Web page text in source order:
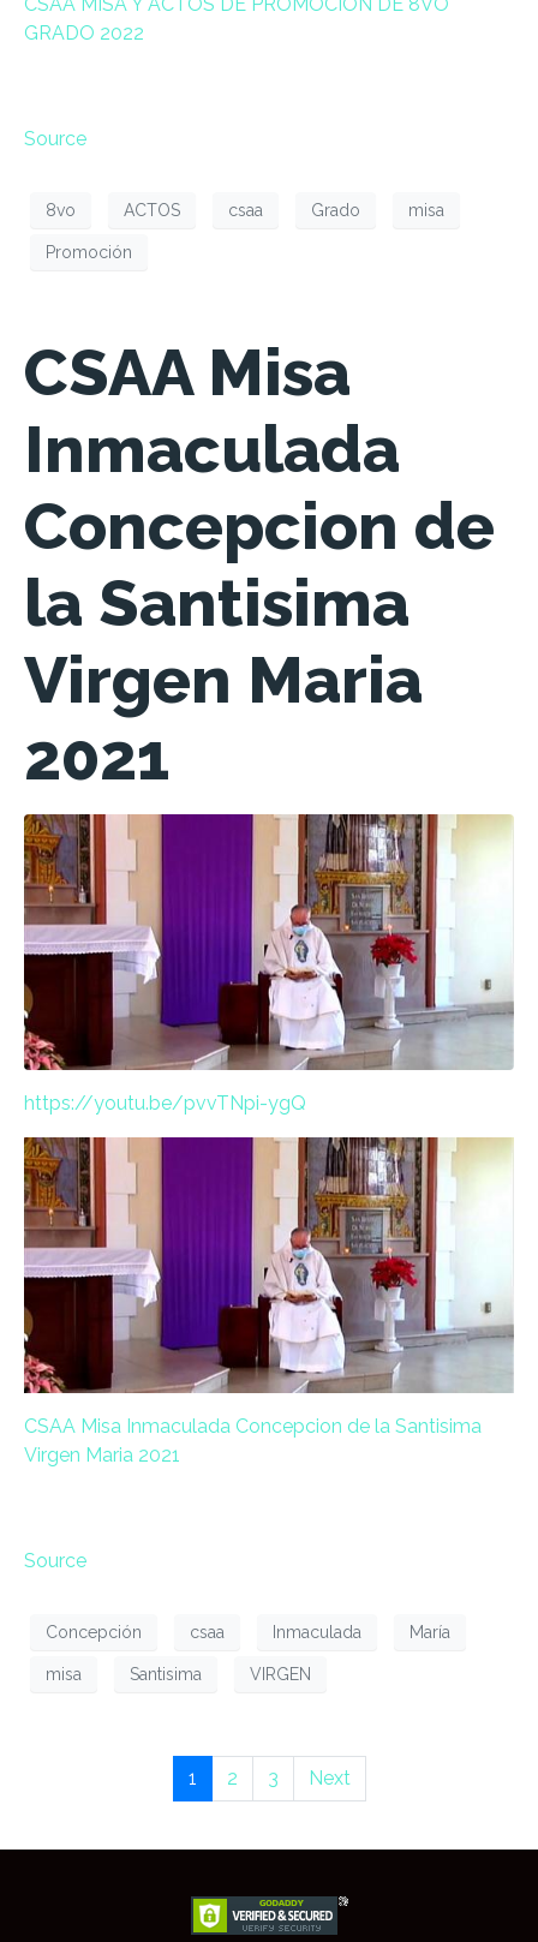
GRADO 2022
Source
8vo ACTOS csaa Grado misa
Promoción
CSAA Misa
Inmaculada
Concepcion de
la Santisima
Virgen Maria
2021
https://youtu.be/pvvTNpi-ygQ
CSAA Misa Inmaculada Concepcion de la Santisima
Virgen Maria 2021
Source
Concepción csaa Inmaculada María
misa Santisima VIRGEN
1 2 3 Next